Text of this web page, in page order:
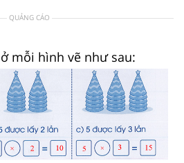
QUẢNG CÁO
mỗi hình vẽ như sau: